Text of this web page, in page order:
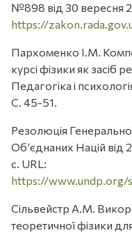
№898 від 30 вересня
https://
Пархоменко І.М.
курсі фізики як засіб
Педагогіка і
С. 45-51.
Резолюція
Об’єднаних Націй
с. URL:
https://www.undp.org/sites/g/files/
Сільвейстр А.М.
теоретичної фізики